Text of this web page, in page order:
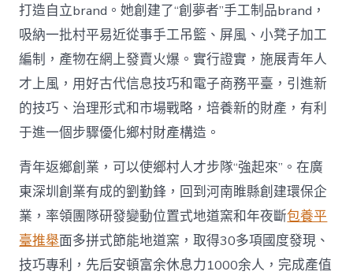
打造自立brand。她創建了“創夢者”手工制品brand，
吸納一批村平易近從事手工吊籃、屏風、小凳子加工
編制，產物在網上發賣火爆。實行證實，施展青年人
才上風，用好古代信息技巧和電子商務平臺，引進新
的技巧、治理形式和市場戰略，培養新的財產，有利
于進一個步驟優化鄉村財產構造。
青年返鄉創業，可以使鄉村人才步隊“強起來”。在廣
東深圳創業有成的劉勤鋒，回到河南睢縣創建環保企
業，率領團隊研發變動位置式地道窯和年夜斷包養平
臺推舉面多拼式節能地道窯，取得30多項國度發現、
技巧專利，先后安頓富余休息力1000余人，完成產值